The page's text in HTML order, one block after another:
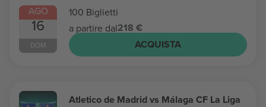
AGO
16
DOM
100 Biglietti
a partire dal218 €
ACQUISTA
Atletico de Madrid vs Málaga CF La Liga